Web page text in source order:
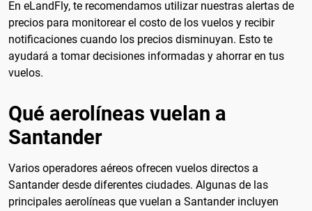
En eLandFly, te recomendamos utilizar nuestras alertas de
precios para monitorear el costo de los vuelos y recibir
notificaciones cuando los precios disminuyan. Esto te
ayudará a tomar decisiones informadas y ahorrar en tus
vuelos.
Qué aerolíneas vuelan a
Santander
Varios operadores aéreos ofrecen vuelos directos a
Santander desde diferentes ciudades. Algunas de las
principales aerolíneas que vuelan a Santander incluyen